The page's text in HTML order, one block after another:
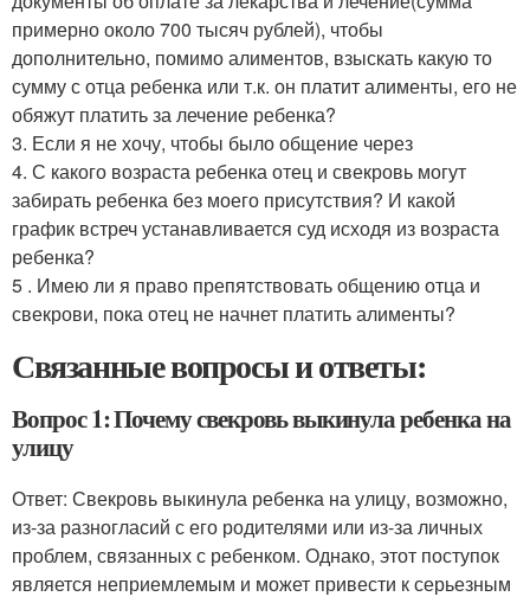
примерно около 700 тысяч рублей), чтобы
дополнительно, помимо алиментов, взыскать какую то
сумму с отца ребенка или т.к. он платит алименты, его не
обяжут платить за лечение ребенка?
3. Если я не хочу, чтобы было общение через
4. С какого возраста ребенка отец и свекровь могут
забирать ребенка без моего присутствия? И какой
график встреч устанавливается суд исходя из возраста
ребенка?
5 . Имею ли я право препятствовать общению отца и
свекрови, пока отец не начнет платить алименты?
Связанные вопросы и ответы:
Вопрос 1: Почему свекровь выкинула ребенка на
улицу
Ответ: Свекровь выкинула ребенка на улицу, возможно,
из-за разногласий с его родителями или из-за личных
проблем, связанных с ребенком. Однако, этот поступок
является неприемлемым и может привести к серьезным